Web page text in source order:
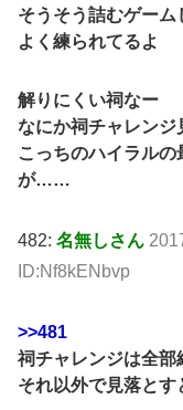
そうそう詰むゲーム
よく練られてるよ
解りにくい祠なー
なにか祠チャレンジ
こっちのハイラル
が……
482: 名無しさん
ID:Nf8kENbvp
>>481
祠チャレンジは全部
それ以外で見落と